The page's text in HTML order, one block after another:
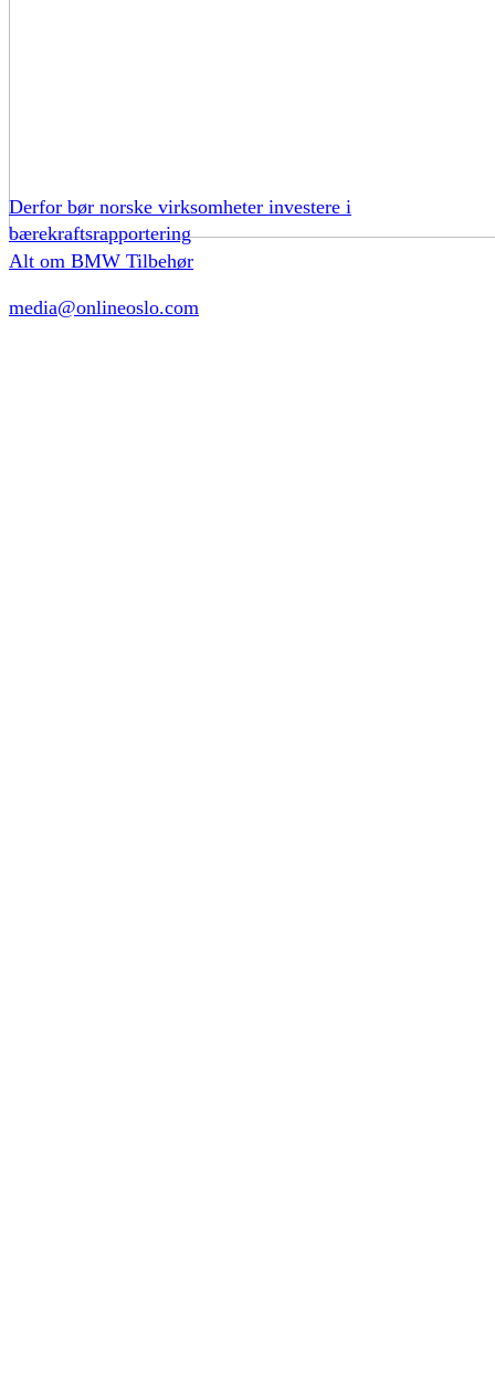
Derfor bør norske virksomheter investere i
bærekraftsrapportering
Alt om BMW Tilbehør
media@onlineoslo.com